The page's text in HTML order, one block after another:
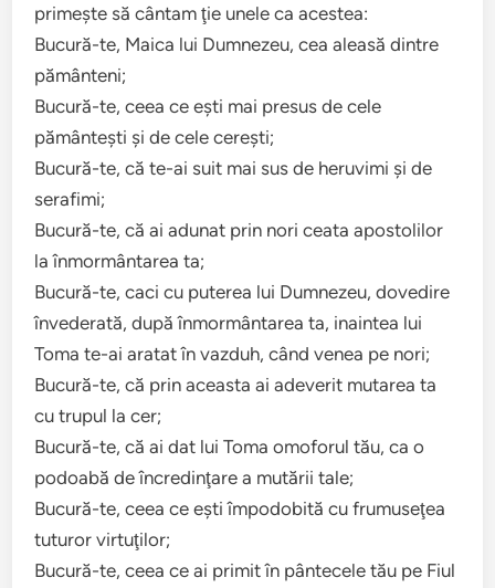
primeşte să cântam ţie unele ca acestea:
Bucură-te, Maica lui Dumnezeu, cea aleasă dintre
pământeni;
Bucură-te, ceea ce eşti mai presus de cele
pământeşti şi de cele cereşti;
Bucură-te, că te-ai suit mai sus de heruvimi şi de
serafimi;
Bucură-te, că ai adunat prin nori ceata apostolilor
la înmormântarea ta;
Bucură-te, caci cu puterea lui Dumnezeu, dovedire
învederată, după înmormântarea ta, inaintea lui
Toma te-ai aratat în vazduh, când venea pe nori;
Bucură-te, că prin aceasta ai adeverit mutarea ta
cu trupul la cer;
Bucură-te, că ai dat lui Toma omoforul tău, ca o
podoabă de încredinţare a mutării tale;
Bucură-te, ceea ce eşti împodobită cu frumuseţea
tuturor virtuţilor;
Bucură-te, ceea ce ai primit în pântecele tău pe Fiul